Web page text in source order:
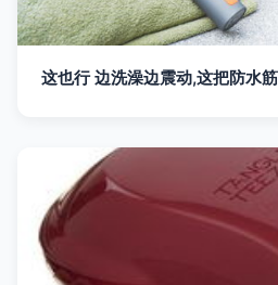
这也行 边洗澡边震动,这把防水